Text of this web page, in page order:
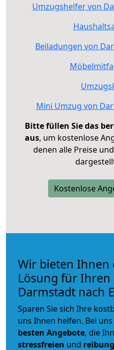
Umzugshelfer von
Beiladungen von
Mini Umzug von
Bitte füllen Sie das
aus, um kostenlose
denen alle Preise
Kostenlose
Wir bieten Ihnen
Lösung für Ihren
Darmstadt nach
Sparen Sie sich Ihre
uns Ihnen helfen. Bei
besten Angebote, die
stressfreien und